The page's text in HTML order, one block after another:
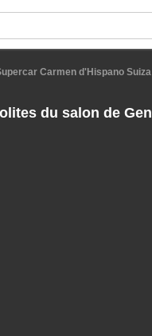
Carmen d'Hispano Suiza
du salon de